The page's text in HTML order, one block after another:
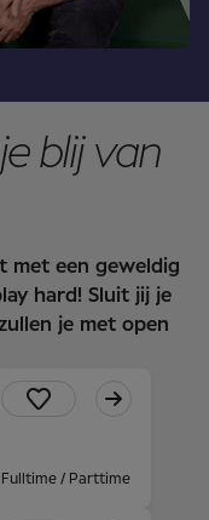
blij van
met een geweldig
hard! Sluit jij je
je met open
Fulltime / Parttime